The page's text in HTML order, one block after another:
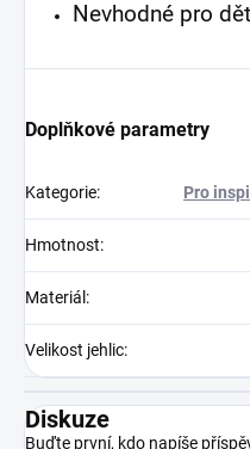
Nevhodné pro
Doplňkové parametry
Kategorie: Pro
Hmotnost:
Materiál :
Velikost jehlic:
Diskuze
Buďte první, kdo napíše